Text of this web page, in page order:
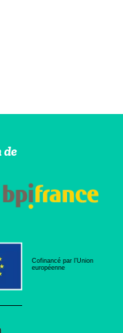
de
Cofinancé par l’Union
européenne